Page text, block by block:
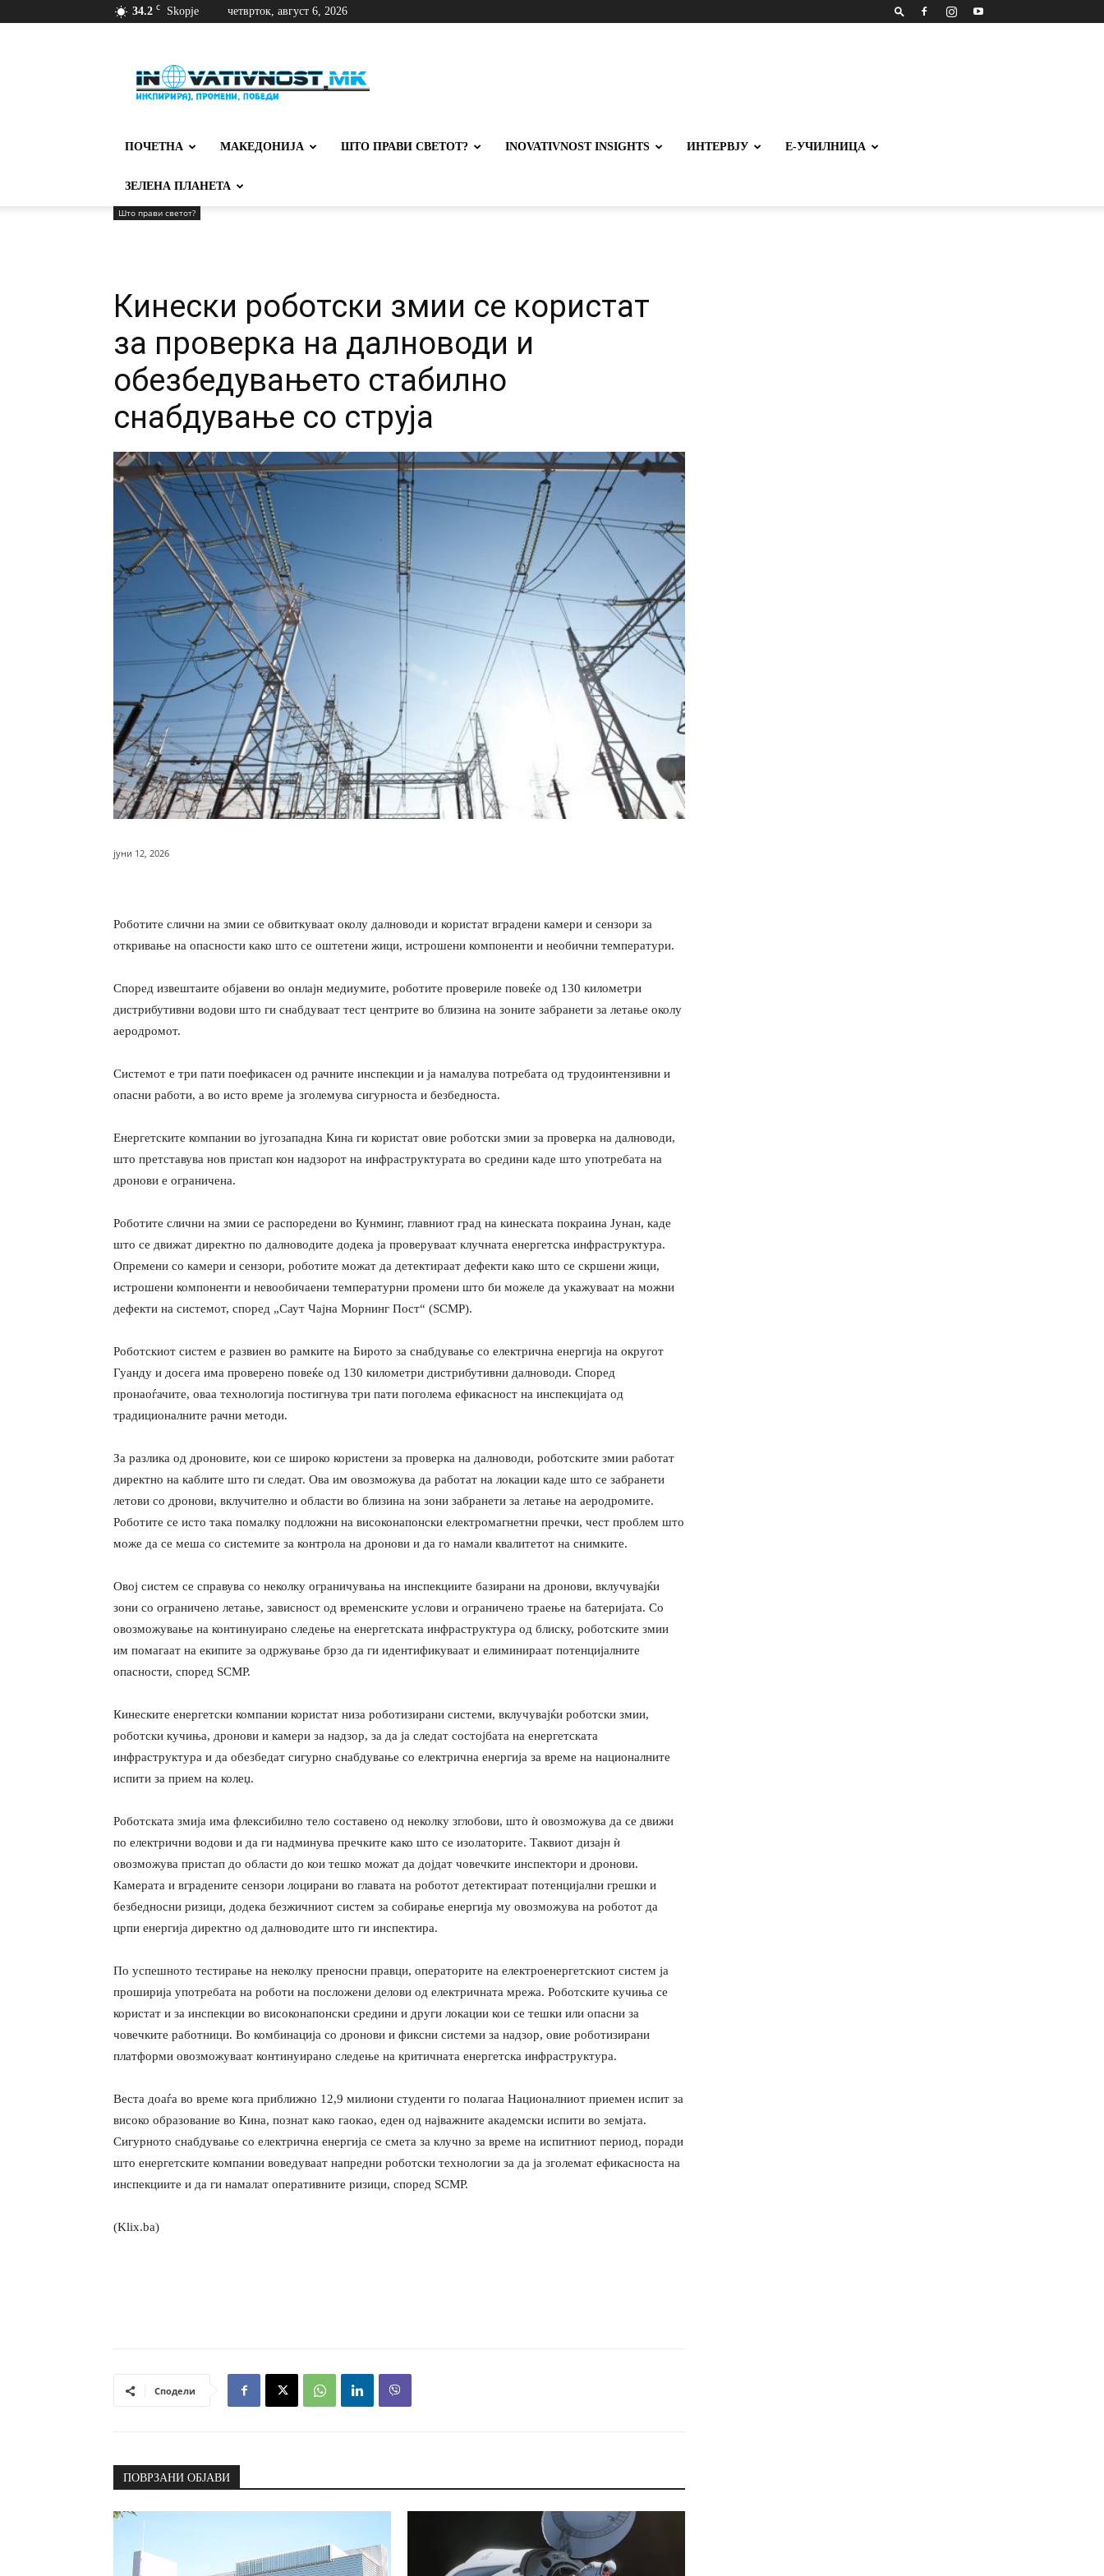
34.2 C Skopje четврток, август 6, 2026
ПОЧЕТНА МАКЕДОНИЈА ШТО ПРАВИ СВЕТОТ? INOVATIVNOST INSIGHTS ИНТЕРВЈУ Е-УЧИЛНИЦА
ЗЕЛЕНА ПЛАНЕТА
Што прави светот?
Кинески роботски змии се користат
за проверка на далноводи и
обезбедувањето стабилно
снабдување со струја
јуни 12, 2026
Роботите слични на змии се обвиткуваат околу далноводи и користат вградени камери и сензори за
откривање на опасности како што се оштетени жици, истрошени компоненти и необични температури.
Според извештаите објавени во онлајн медиумите, роботите провериле повеќе од 130 километри
дистрибутивни водови што ги снабдуваат тест центрите во близина на зоните забранети за летање околу
аеродромот.
Системот е три пати поефикасен од рачните инспекции и ја намалува потребата од трудоинтензивни и
опасни работи, а во исто време ја зголемува сигурноста и безбедноста.
Енергетските компании во југозападна Кина ги користат овие роботски змии за проверка на далноводи,
што претставува нов пристап кон надзорот на инфраструктурата во средини каде што употребата на
дронови е ограничена.
Роботите слични на змии се распоредени во Кунминг, главниот град на кинеската покраина Јунан, каде
што се движат директно по далноводите додека ја проверуваат клучната енергетска инфраструктура.
Опремени со камери и сензори, роботите можат да детектираат дефекти како што се скршени жици,
истрошени компоненти и невообичаени температурни промени што би можеле да укажуваат на можни
дефекти на системот, според „Саут Чајна Морнинг Пост“ (SCMP).
Роботскиот систем е развиен во рамките на Бирото за снабдување со електрична енергија на округот
Гуанду и досега има проверено повеќе од 130 километри дистрибутивни далноводи. Според
пронаоѓачите, оваа технологија постигнува три пати поголема ефикасност на инспекцијата од
традиционалните рачни методи.
За разлика од дроновите, кои се широко користени за проверка на далноводи, роботските змии работат
директно на каблите што ги следат. Ова им овозможува да работат на локации каде што се забранети
летови со дронови, вклучително и области во близина на зони забранети за летање на аеродромите.
Роботите се исто така помалку подложни на високонапонски електромагнетни пречки, чест проблем што
може да се меша со системите за контрола на дронови и да го намали квалитетот на снимките.
Овој систем се справува со неколку ограничувања на инспекциите базирани на дронови, вклучувајќи
зони со ограничено летање, зависност од временските услови и ограничено траење на батеријата. Со
овозможување на континуирано следење на енергетската инфраструктура од блиску, роботските змии
им помагаат на екипите за одржување брзо да ги идентификуваат и елиминираат потенцијалните
опасности, според SCMP.
Кинеските енергетски компании користат низа роботизирани системи, вклучувајќи роботски змии,
роботски кучиња, дронови и камери за надзор, за да ја следат состојбата на енергетската
инфраструктура и да обезбедат сигурно снабдување со електрична енергија за време на националните
испити за прием на колеџ.
Роботската змија има флексибилно тело составено од неколку зглобови, што ѝ овозможува да се движи
по електрични водови и да ги надминува пречките како што се изолаторите. Таквиот дизајн ѝ
овозможува пристап до области до кои тешко можат да дојдат човечките инспектори и дронови.
Камерата и вградените сензори лоцирани во главата на роботот детектираат потенцијални грешки и
безбедносни ризици, додека безжичниот систем за собирање енергија му овозможува на роботот да
црпи енергија директно од далноводите што ги инспектира.
По успешното тестирање на неколку преносни правци, операторите на електроенергетскиот систем ја
проширија употребата на роботи на посложени делови од електричната мрежа. Роботските кучиња се
користат и за инспекции во високонапонски средини и други локации кои се тешки или опасни за
човечките работници. Во комбинација со дронови и фиксни системи за надзор, овие роботизирани
платформи овозможуваат континуирано следење на критичната енергетска инфраструктура.
Веста доаѓа во време кога приближно 12,9 милиони студенти го полагаа Националниот приемен испит за
високо образование во Кина, познат како гаокао, еден од најважните академски испити во земјата.
Сигурното снабдување со електрична енергија се смета за клучно за време на испитниот период, поради
што енергетските компании воведуваат напредни роботски технологии за да ја зголемат ефикасноста на
инспекциите и да ги намалат оперативните ризици, според SCMP.
(Klix.ba)
Сподели
ПОВРЗАНИ ОБЈАВИ